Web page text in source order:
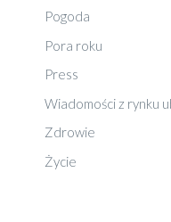
Pogoda
Pora roku
Press
Wiadomości z rynku
Zdrowie
Życie